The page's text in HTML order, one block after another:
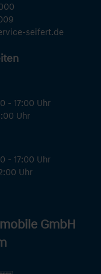
seifert.de
- 17:00 Uhr
Uhr
- 17:00 Uhr
Uhr
GmbH